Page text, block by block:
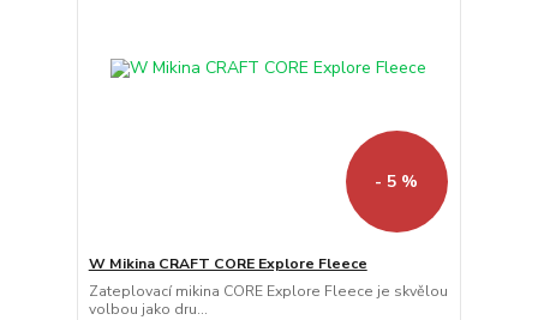
- 5 %
W Mikina CRAFT CORE Explore Fleece
Zateplovací mikina CORE Explore Fleece je skvělou
volbou jako dru...